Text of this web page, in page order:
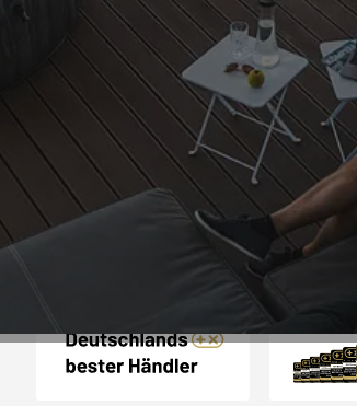
Trusted Shops
4,81/ 5
25.948 Bewertungen
„-